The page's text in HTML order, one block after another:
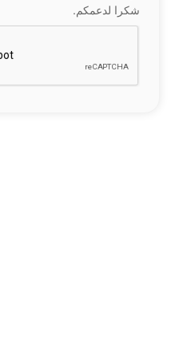
شكرا لدعمكم.